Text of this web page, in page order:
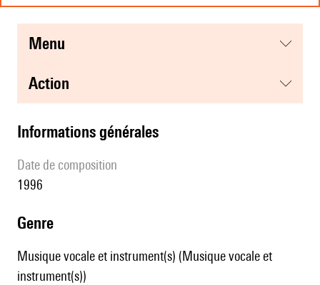
menu
action
informations générales
date de composition
1996
genre
Musique vocale et instrument(s) (Musique vocale et
instrument(s))